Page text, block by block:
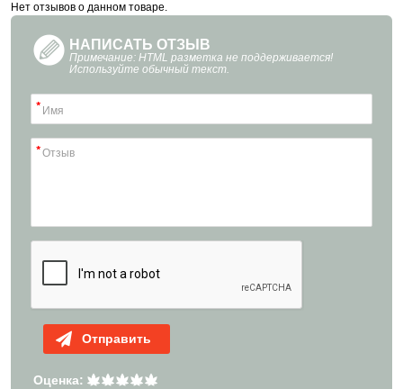
Нет отзывов о данном товаре.
НАПИСАТЬ ОТЗЫВ
Примечание: HTML разметка не поддерживается!
Используйте обычный текст.
Отправить
Оценка: